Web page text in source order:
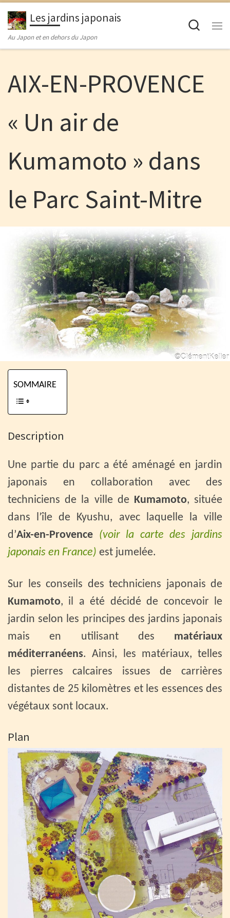
Passer au contenu
Les jardins japonais
Au Japon et en dehors du Japon
AIX-EN-PROVENCE
« Un air de
Kumamoto » dans
le Parc Saint-Mitre
SOMMAIRE
Description
Une partie du parc a été aménagé en jardin
japonais en collaboration avec des
techniciens de la ville de Kumamoto, située
dans l’île de Kyushu, avec laquelle la ville
d’Aix-en-Provence (voir la carte des jardins
japonais en France) est jumelée.
Sur les conseils des techniciens japonais de
Kumamoto, il a été décidé de concevoir le
jardin selon les principes des jardins japonais
mais en utilisant des matériaux
méditerranéens. Ainsi, les matériaux, telles
les pierres calcaires issues de carrières
distantes de 25 kilomètres et les essences des
végétaux sont locaux.
Plan